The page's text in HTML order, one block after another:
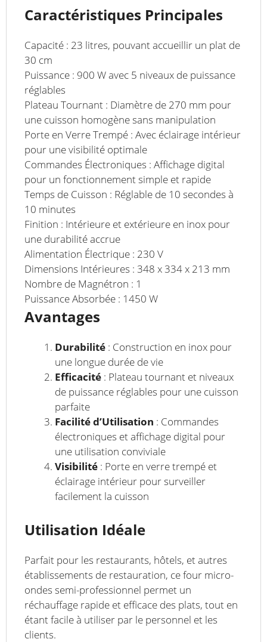
Caractéristiques Principales
Capacité : 23 litres, pouvant accueillir un plat de
30 cm
Puissance : 900 W avec 5 niveaux de puissance
réglables
Plateau Tournant : Diamètre de 270 mm pour
une cuisson homogène sans manipulation
Porte en Verre Trempé : Avec éclairage intérieur
pour une visibilité optimale
Commandes Électroniques : Affichage digital
pour un fonctionnement simple et rapide
Temps de Cuisson : Réglable de 10 secondes à
10 minutes
Finition : Intérieure et extérieure en inox pour
une durabilité accrue
Alimentation Électrique : 230 V
Dimensions Intérieures : 348 x 334 x 213 mm
Nombre de Magnétron : 1
Puissance Absorbée : 1450 W
Avantages
Durabilité : Construction en inox pour
une longue durée de vie
Efficacité : Plateau tournant et niveaux
de puissance réglables pour une cuisson
parfaite
Facilité d’Utilisation : Commandes
électroniques et affichage digital pour
une utilisation conviviale
Visibilité : Porte en verre trempé et
éclairage intérieur pour surveiller
facilement la cuisson
Utilisation Idéale
Parfait pour les restaurants, hôtels, et autres
établissements de restauration, ce four micro-
ondes semi-professionnel permet un
réchauffage rapide et efficace des plats, tout en
étant facile à utiliser par le personnel et les
clients.